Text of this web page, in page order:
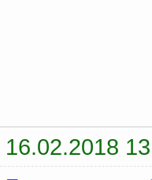
16.02.2018